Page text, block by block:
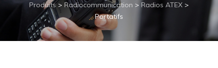
Produits> Radiocommunication > Radios ATEX >
Portatifs